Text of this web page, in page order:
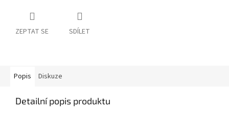
ZEPTAT SE SDÍLET
Popis Diskuze
Detailní popis produktu